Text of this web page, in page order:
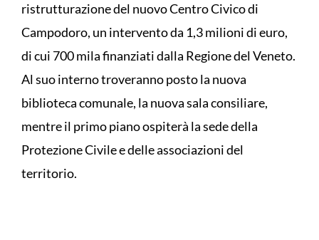
ristrutturazione del nuovo Centro Civico di
Campodoro, un intervento da 1,3 milioni di euro,
di cui 700 mila finanziati dalla Regione del Veneto.
Al suo interno troveranno posto la nuova
biblioteca comunale, la nuova sala consiliare,
mentre il primo piano ospiterà la sede della
Protezione Civile e delle associazioni del
territorio.